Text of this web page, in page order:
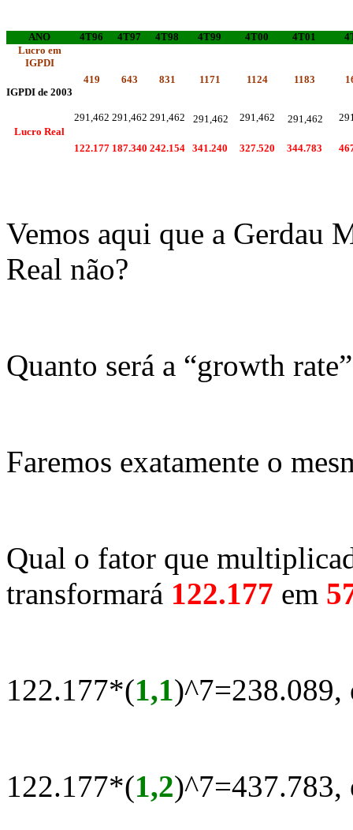
ANO 4T96 4T97 4T98 4T99 4T00 4T01
Lucro em
IGPDI
419
643 831 1171 1124 1183
IGPDI de 2003
291,462 291,462 291,462 291,462 291,462 291,462
Lucro Real
122.177 187.340 242.154 341.240 327.520 344.783
Vemos aqui que a Gerdau
Real não?
Quanto será a “growth
Faremos exatamente o
Qual o fator que
transformará 122.177 em
122.177*(1,1)^7=238.089,
122.177*(1,2)^7=437.783,